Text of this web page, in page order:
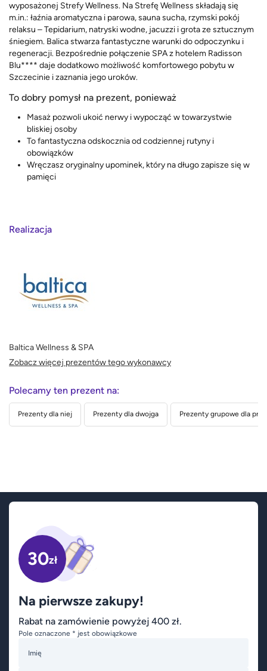
wyposażonej Strefy Wellness. Na Strefę Wellness składają się
m.in.: łaźnia aromatyczna i parowa, sauna sucha, rzymski pokój
relaksu – Tepidarium, natryski wodne, jacuzzi i grota ze sztucznym
śniegiem. Balica stwarza fantastyczne warunki do odpoczynku i
regeneracji. Bezpośrednie połączenie SPA z hotelem Radisson
Blu**** daje dodatkowo możliwość komfortowego pobytu w
Szczecinie i zaznania jego uroków.
To dobry pomysł na prezent, ponieważ
Masaż pozwoli ukoić nerwy i wypocząć w towarzystwie
bliskiej osoby
To fantastyczna odskocznia od codziennej rutyny i
obowiązków
Wręczasz oryginalny upominek, który na długo zapisze się w
pamięci
Realizacja
Baltica Wellness & SPA
Zobacz więcej prezentów tego wykonawcy
Polecamy ten prezent na:
Prezenty dla niej Prezenty dla dwojga Prezenty grupowe dla
30zł
Na pierwsze zakupy!
Rabat na zamówienie powyżej 400 zł.
Pole oznaczone * jest obowiązkowe
Imię